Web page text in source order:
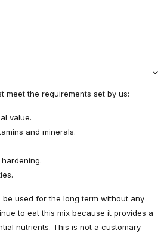
meet the requirements set by us:
value.
and minerals.
be used for the long term without any
to eat this mix because it provides a
nutrients. This is not a customary